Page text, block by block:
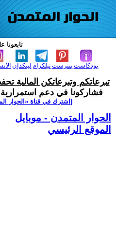
تابعونا
لينكدإن تيلكرامبنترست بودكاست
تبرعاتكم وتبرعاتكن المالية
فشاركونا في دعم استمرارية
[اشترك في قناة ‫«الحوار
الحوار المتمدن - موبايل
الموقع الرئيسي